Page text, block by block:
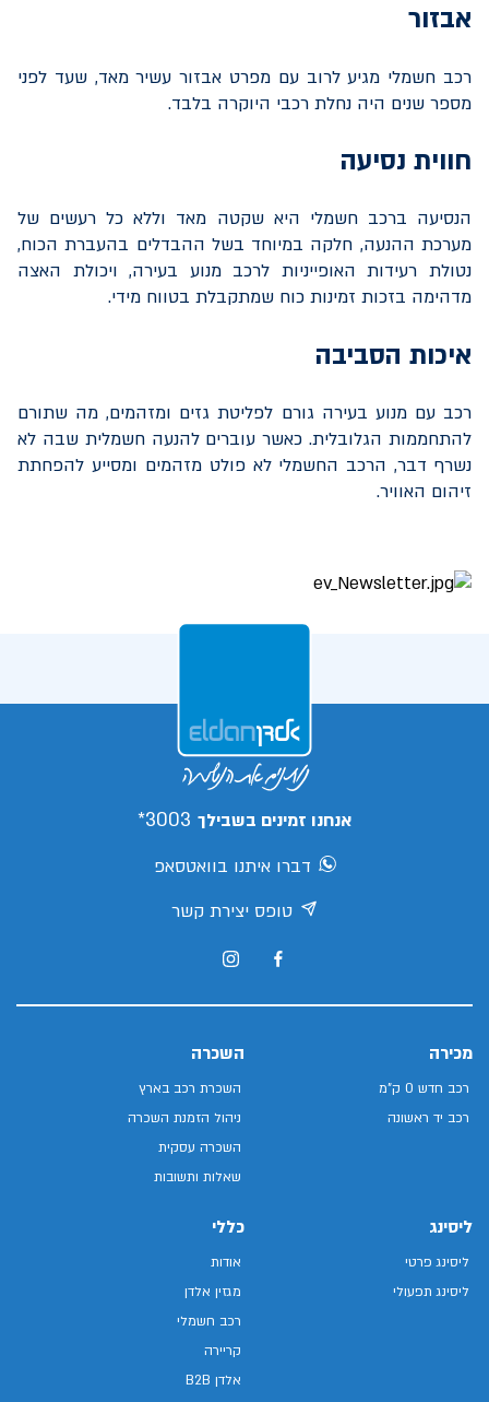
אבזור
רכב חשמלי מגיע לרוב עם מפרט אבזור עשיר מאד, שעד לפני
מספר שנים היה נחלת רכבי היוקרה בלבד.
חווית נסיעה
הנסיעה ברכב חשמלי היא שקטה מאד וללא כל רעשים של
מערכת ההנעה, חלקה במיוחד בשל ההבדלים בהעברת הכוח,
נטולת רעידות האופייניות לרכב מנוע בעירה, ויכולת האצה
מדהימה בזכות זמינות כוח שמתקבלת בטווח מידי.
איכות הסביבה
רכב עם מנוע בעירה גורם לפליטת גזים ומזהמים, מה שתורם
להתחממות הגלובלית. כאשר עוברים להנעה חשמלית שבה לא
נשרף דבר, הרכב החשמלי לא פולט מזהמים ומסייע להפחתת
זיהום האוויר.
אנחנו זמינים בשבילך 3003*
דברו איתנו בוואטסאפ
טופס יצירת קשר
מכירה
רכב חדש 0 ק"מ
רכב יד ראשונה
השכרה
השכרת רכב בארץ
ניהול הזמנת השכרה
השכרה עסקית
שאלות ותשובות
ליסינג
ליסינג פרטי
ליסינג תפעולי
כללי
אודות
מגזין אלדן
רכב חשמלי
קריירה
אלדן B2B